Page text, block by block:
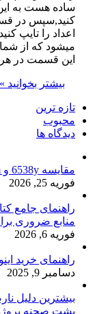
ساده هست به
کنید,سپس در
این قسمت در
بیشتر بخوانید »
تازه ترین
محبوب
دیدگاه ها
مقایسه 6538y و intel xeon platinum 8470q oem
فوریه 25, 2026
راهنمای جامع
منابع ضروری
فوریه 6, 2026
راهنمای خرید
دسامبر 9, 2025
بیشترین دلیل
پشت صحنه